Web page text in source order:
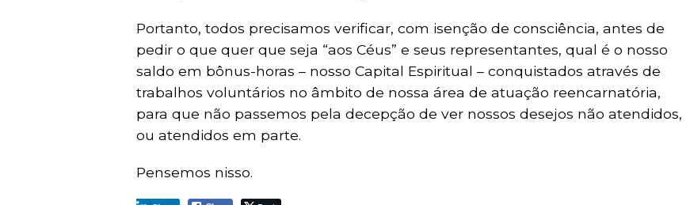
Portanto, todos precisamos verificar, com isenção de consciência, antes de
pedir o que quer que seja “aos Céus” e seus representantes, qual é o nosso
saldo em bônus-horas – nosso Capital Espiritual – conquistados através de
trabalhos voluntários no âmbito de nossa área de atuação reencarnatória,
para que não passemos pela decepção de ver nossos desejos não atendidos,
ou atendidos em parte.
Pensemos nisso.